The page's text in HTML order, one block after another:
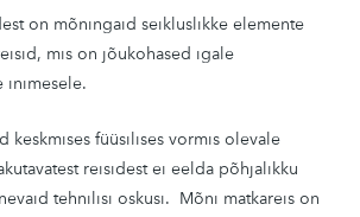
on mõningaid seikluslikke elemente
mis on jõukohased igale
inimesele.
keskmises füüsilises vormis olevale
reisidest ei eelda põhjalikku
tehnilisi oskusi. Mõni matkareis on